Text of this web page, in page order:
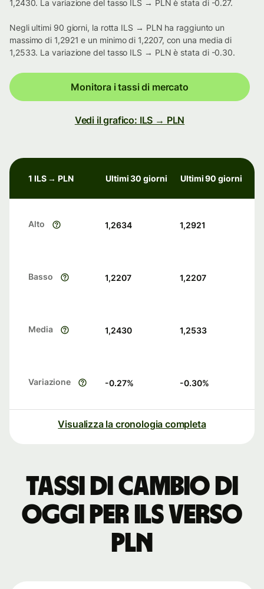
1,2430. La variazione del tasso ILS → PLN è stata di -0.27.
Negli ultimi 90 giorni, la rotta ILS → PLN ha raggiunto un
massimo di 1,2921 e un minimo di 1,2207, con una media di
1,2533. La variazione del tasso ILS → PLN è stata di -0.30.
Monitora i tassi di mercato
Vedi il grafico: ILS → PLN
1 ILS → PLN Ultimi 30 giorni Ultimi 90 giorni
Alto 1,2634 1,2921
Basso 1,2207 1,2207
Media 1,2430 1,2533
Variazione -0.27% -0.30%
Visualizza la cronologia completa
Tassi di cambio di
oggi per ILS verso
PLN